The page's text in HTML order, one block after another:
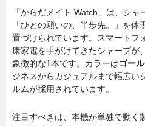
「からだメイト Watch」は、シ
「ひとの願いの、半歩先。」を
置づけられています。スマートフ
康家電を手がけてきたシャープが
象徴的な1本です。カラーはゴー
ジネスからカジュアルまで幅広い
ルムが採用されています。
注目すべきは、本機が単独で動く